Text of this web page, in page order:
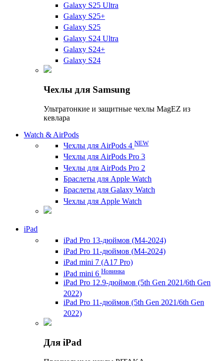
Galaxy S25 Ultra
Galaxy S25+
Galaxy S25
Galaxy S24 Ultra
Galaxy S24+
Galaxy S24
Чехлы для Samsung
Ультратонкие и защитные чехлы MagEZ из
кевлара
Watch & AirPods
Чехлы для AirPods 4 NEW
Чехлы для AirPods Pro 3
Чехлы для AirPods Pro 2
Браслеты для Apple Watch
Браслеты для Galaxy Watch
Чехлы для Apple Watch
iPad
iPad Pro 13-дюймов (M4-2024)
iPad Pro 11-дюймов (M4-2024)
iPad mini 7 (A17 Pro)
iPad mini 6 Новинка
iPad Pro 12.9-дюймов (5th Gen 2021/6th Gen
2022)
iPad Pro 11-дюймов (5th Gen 2021/6th Gen
2022)
Для iPad